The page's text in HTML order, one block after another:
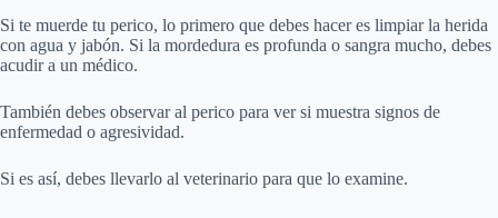
Si te muerde tu perico, lo primero que debes hacer es limpiar la herida
con agua y jabón. Si la mordedura es profunda o sangra mucho, debes
acudir a un médico.
También debes observar al perico para ver si muestra signos de
enfermedad o agresividad.
Si es así, debes llevarlo al veterinario para que lo examine.